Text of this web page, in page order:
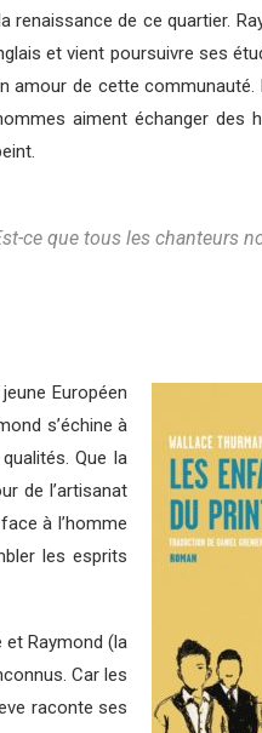
de ce quartier.
et vient poursuivre ses
amour de cette communauté.
aiment échanger des
ce que tous les chanteurs
Européen
s’échine à
Que la
de l’artisanat
à l’homme
les esprits
et Raymond (la
Car les
raconte ses